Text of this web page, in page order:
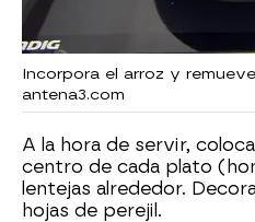
Incorpora el arroz y
antena3.com
A la hora de servir,
centro de cada plato
lentejas alrededor.
hojas de perejil.